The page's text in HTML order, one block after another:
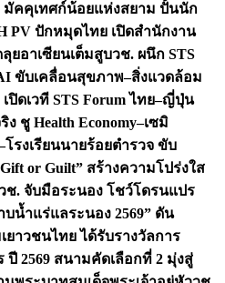
มัคคุเทศก์น้อยแห่งสยาม ปั้นนัก
PV ปักหมุดไทย เปิดสำนักงาน
ยอาเซียนเต็มสูบวช. ผนึก STS
ขับเคลื่อนสุขภาพ–สิ่งแวดล้อม
เปิดเวที STS Forum ไทย–ญี่ปุ่น
ชู Health Economy–เซมิ
โรงเรียนนายร้อยตำรวจ ขับ
or Guilt” สร้างความโปร่งใส
ช. จับมือระนอง โชว์โดรนแปร
น้ำแร่แลระนอง 2569” ดัน
ยาวชนไทย ได้รับรางวัลการ
2569 สนามคัดเลือกที่ 2 มุ่งสู่